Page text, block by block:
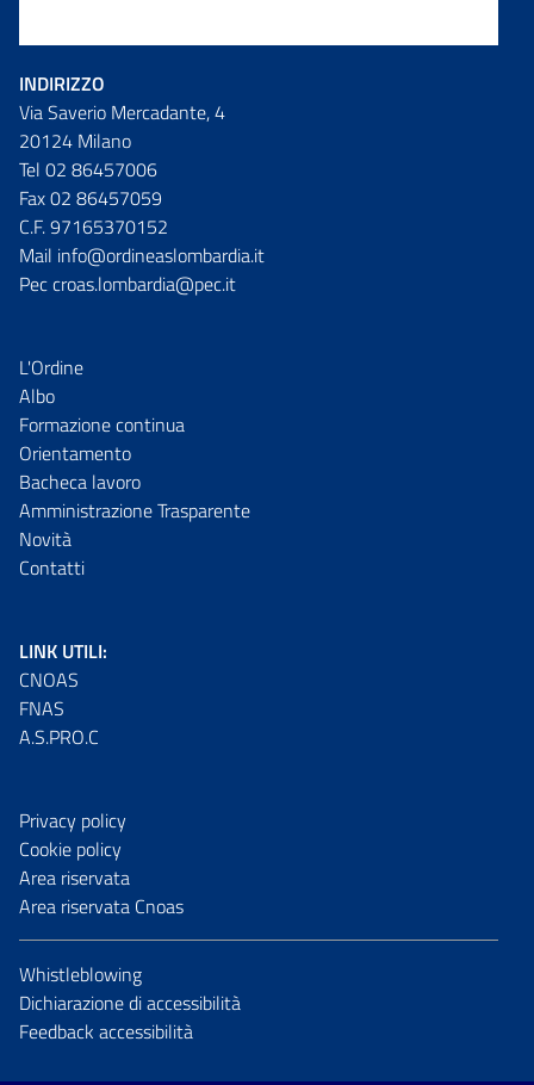
INDIRIZZO
Via Saverio Mercadante, 4
20124 Milano
Tel 02 86457006
Fax 02 86457059
C.F. 97165370152
Mail info@ordineaslombardia.it
Pec croas.lombardia@pec.it
L'Ordine
Albo
Formazione continua
Orientamento
Bacheca lavoro
Amministrazione Trasparente
Novità
Contatti
LINK UTILI:
CNOAS
FNAS
A.S.PRO.C
Privacy policy
Cookie policy
Area riservata
Area riservata Cnoas
Whistleblowing
Dichiarazione di accessibilità
Feedback accessibilità